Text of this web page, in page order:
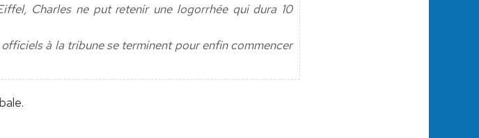
Charles ne put retenir une logorrhée qui dura 10
à la tribune se terminent pour enfin commencer